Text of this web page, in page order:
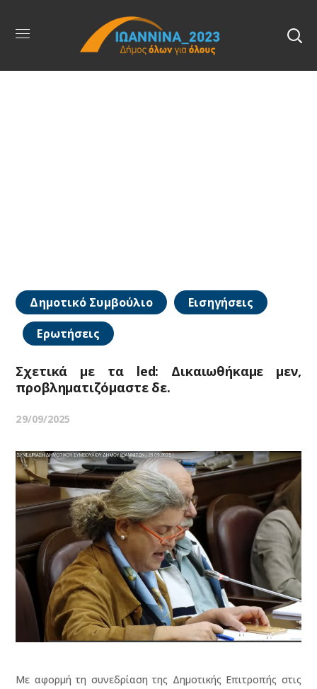
Δημοτικό Συμβούλιο
Εισηγήσεις
Ερωτήσεις
Σχετικά με τα led: Δικαιωθήκαμε μεν,
προβληματιζόμαστε δε.
29/09/2025
Με αφορμή τη συνεδρίαση της Δημοτικής Επιτροπής στις